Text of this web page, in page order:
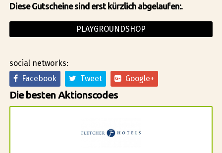
Diese Gutscheine sind erst kürzlich abgelaufen:.
PLAYGROUNDSHOP
social networks:
Facebook
Tweet Google+
Die besten Aktionscodes